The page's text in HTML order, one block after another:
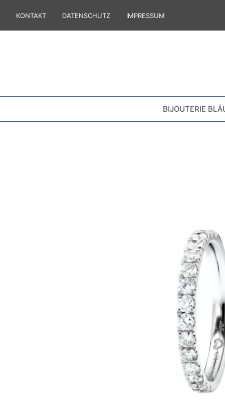
KONTAKT DATENSCHUTZ IMPRESSUM
BIJOUTERIE